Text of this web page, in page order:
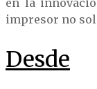
en la
impresor no
Desde